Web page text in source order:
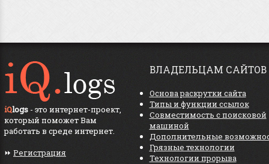
iQlogs - это интернет-проект,
который поможет Вам
работать в среде интернет.
⏩ Регистрация
ВЛАДЕЛЬЦАМ САЙТОВ
Основа раскрутки сайта
Типы и функции ссылок
Совместимость с поисковой
машиной
Дополнительные
Грязные технологии
Технологии прорыва